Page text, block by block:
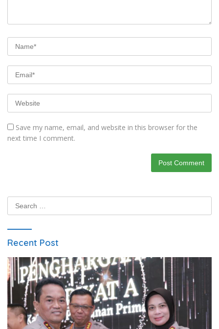
Save my name, email, and website in this browser for the
next time I comment.
Search
for:
Recent Post